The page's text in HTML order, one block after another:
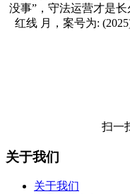
没事”，守法运营才是
红线 月，案号为:
扫一
关于我们
关于我们